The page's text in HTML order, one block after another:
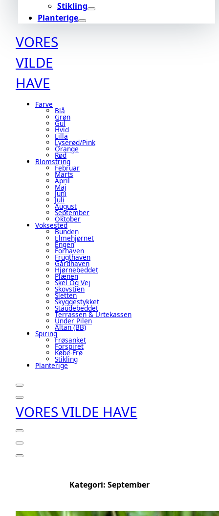
Stikling
Planterige
VORES
VILDE
HAVE
Farve
Blå
Grøn
Gul
Hvid
Lilla
Lyserød/pink
Orange
Rød
Blomstring
Februar
Marts
April
Maj
Juni
Juli
August
September
Oktober
Voksested
Bunden
Elmehjørnet
Engen
Forhaven
Frugthaven
Gårdhaven
Hjørnebeddet
Plænen
Skel Og Vej
Skovstien
Sletten
Skyggestykket
Staudebeddet
Terrassen & Urtekassen
Under Pilen
Altan (BB)
Spiring
Frøsanket
Forspiret
Købe-Frø
Stikling
Planterige
VORES VILDE HAVE
Kategori: September